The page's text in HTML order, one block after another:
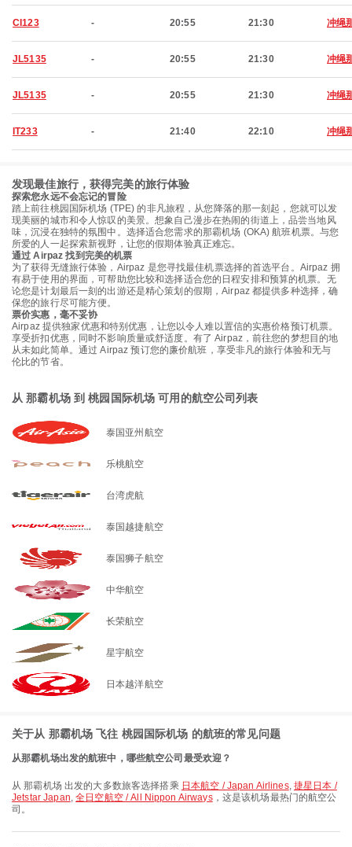
CI123 - 20:55 21:30 冲绳
JL5135 - 20:55 21:30 冲绳
JL5135 - 20:55 21:30 冲绳
IT233 - 21:40 22:10 冲绳
发现最佳旅行，获得完美的旅行体验
探索您永远不会忘记的冒险
踏上前往桃园国际机场 (TPE) 的非凡旅程，从您降落的那一刻起，您就可以发
现美丽的城市和令人惊叹的美景。想象自己漫步在热闹的街道上，品尝当地风
味，沉浸在独特的氛围中。选择适合您需求的那霸机场 (OKA) 航班机票。与您
所爱的人一起探索新视野，让您的假期体验真正难忘。
通过 Airpaz 找到完美的机票
为了获得无缝旅行体验，Airpaz 是您寻找最佳机票选择的首选平台。Airpaz 拥
有易于使用的界面，可帮助您比较和选择适合您的日程安排和预算的机票。无
论您是计划最后一刻的出游还是精心策划的假期，Airpaz 都提供多种选择，确
保您的旅行尽可能方便。
票价实惠，毫不妥协
Airpaz 提供独家优惠和特别优惠，让您以令人难以置信的实惠价格预订机票。
享受折扣优惠，同时不影响质量或舒适度。有了 Airpaz，前往您的梦想目的地
从未如此简单。通过 Airpaz 预订您的廉价航班，享受非凡的旅行体验和无与
伦比的节省。
从 那霸机场 到 桃园国际机场 可用的航空公司列表
泰国亚州航空
乐桃航空
台湾虎航
泰国越捷航空
泰国狮子航空
中华航空
长荣航空
星宇航空
日本越洋航空
关于从 那霸机场 飞往 桃园国际机场 的航班的常见问题
从那霸机场出发的航班中，哪些航空公司最受欢迎？
从 那霸机场 出发的大多数旅客选择搭乘 日本航空 / Japan Airlines,捷星日本 /
Jetstar Japan,全日空航空 / All Nippon Airways，这是该机场最热门的航空公
司。